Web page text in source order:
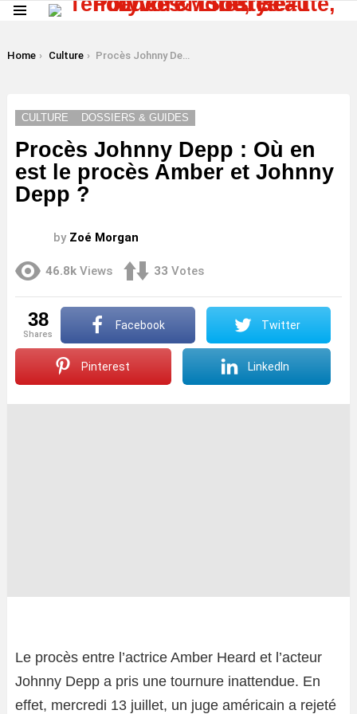
You are here:
Home Culture Procès Johnny Depp : Où en est le procès Amber et Johnny Depp ?
CULTURE DOSSIERS & GUIDES
Procès Johnny Depp : Où en
est le procès Amber et Johnny
Depp ?
by Zoé Morgan
46.8k Views 33 Votes
38
shares
Facebook Twitter
Pinterest LinkedIn
Le procès entre l’actrice Amber Heard et l’acteur
Johnny Depp a pris une tournure inattendue. En
effet, mercredi 13 juillet, un juge américain a rejeté